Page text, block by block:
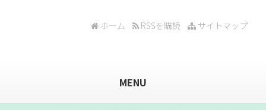
サイトマップ
RSSを購読
ホーム
MENU